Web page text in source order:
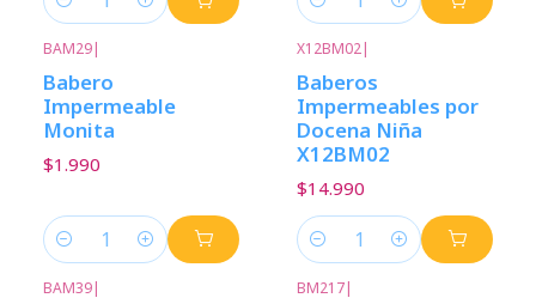
Cantidad Cantidad
BAM29|
Babero
Impermeable
Monita
$1.990
Cantidad
X12BM02|
Baberos
Impermeables por
Docena Niña
X12BM02
$14.990
Cantidad
BAM39| BM217|